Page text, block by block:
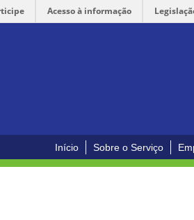
Acesso à informação
Início Sobre o Serviço